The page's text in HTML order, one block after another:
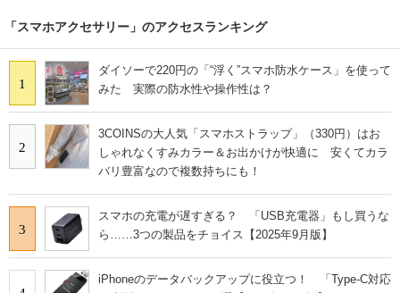
「スマホアクセサリー」のアクセスランキング
1
ダイソーで220円の「“浮く”スマホ防水ケース」を使って
みた 実際の防水性や操作性は？
2
3COINSの大人気「スマホストラップ」（330円）はお
しゃれなくすみカラー＆お出かけが快適に 安くてカラ
バリ豊富なので複数持ちにも！
3
スマホの充電が遅すぎる？ 「USB充電器」もし買うな
ら……3つの製品をチョイス【2025年9月版】
iPhoneのデータバックアップに役立つ！ 「Type-C対応